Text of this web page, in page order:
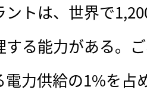
トは、世界で
する能力がある。
電力供給の1%を占